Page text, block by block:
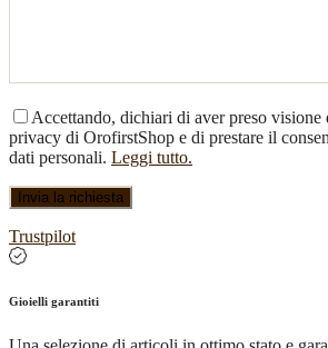
Accettando, dichiari di aver preso visione
privacy di OrofirstShop e di prestare il
dati personali. Leggi tutto.
Trustpilot
Gioielli garantiti